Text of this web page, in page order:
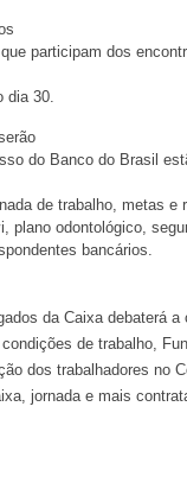
participam dos
dia 30.
do Banco do Brasil
de trabalho, metas e
plano odontológico,
bancários.
da Caixa debaterá a
de trabalho,
dos trabalhadores no
jornada e mais